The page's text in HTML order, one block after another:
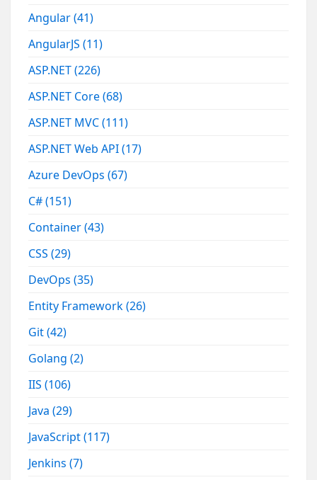
Angular(41)
AngularJS(11)
ASP.NET(226)
ASP.NET Core(68)
ASP.NET MVC(111)
ASP.NET Web API(17)
Azure DevOps(67)
C#(151)
Container(43)
CSS(29)
DevOps(35)
Entity Framework(26)
Git(42)
Golang(2)
IIS(106)
Java(29)
JavaScript(117)
Jenkins(7)